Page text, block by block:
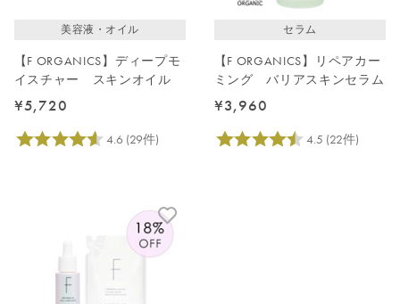
美容液・オイル
【F ORGANICS】ディープモ
イスチャー スキンオイル
¥5,720
セラム
【F ORGANICS】リペアカー
ミング バリアスキンセラム
¥3,960